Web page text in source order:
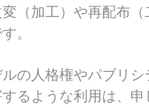
（加工）や再配布（
。
ルの人格権やパブリ
るような利用は、